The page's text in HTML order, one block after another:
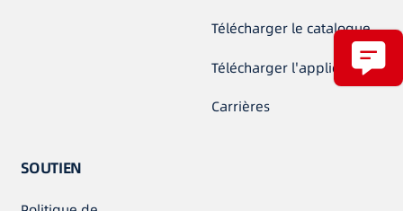
Télécharger le catalogue
Télécharger l'application
Carrières
SOUTIEN